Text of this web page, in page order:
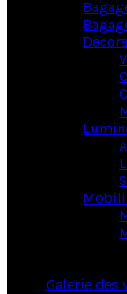
Galerie des